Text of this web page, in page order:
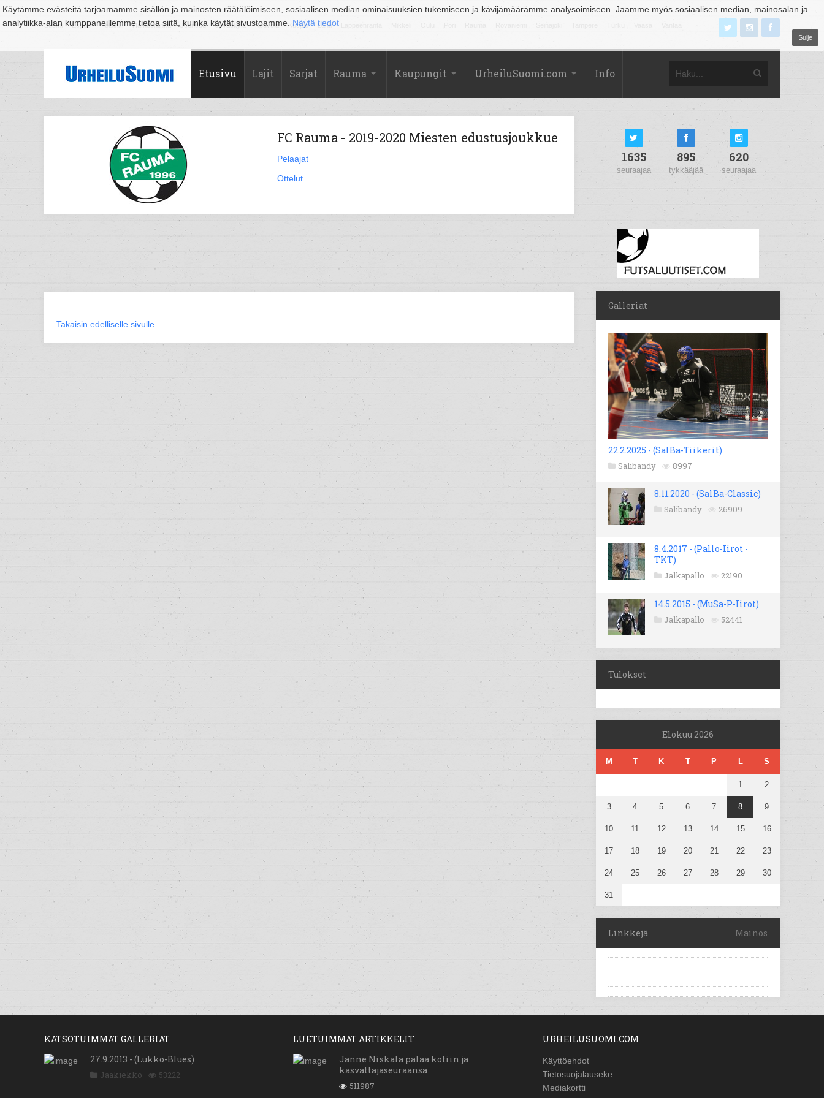
Käytämme evästeitä tarjoamamme sisällön ja mainosten räätälöimiseen, sosiaalisen median ominaisuuksien tukemiseen ja kävijämäärämme analysoimiseen. Jaamme myös sosiaalisen median, mainosalan ja
analytiikka-alan kumppaneillemme tietoa siitä, kuinka käytät sivustoamme. Näytä tiedot
Sulje
Suomi Espoo Helsinki Hämeenlinna Joensuu Jyväskylä Kouvola Kuopio Lahti
Etusivu Lajit Sarjat Rauma Kaupungit UrheiluSuomi.com Info
FC Rauma - 2019-2020 Miesten edustusjoukkue
Pelaajat
Ottelut
Takaisin edelliselle sivulle
1635
seuraajaa
895
tykkääjää
620
seuraajaa
Galleriat
22.2.2025 - (SalBa-Tiikerit)
Salibandy 8997
8.11.2020 - (SalBa-Classic)
Salibandy 26909
8.4.2017 - (Pallo-Iirot -
TKT)
Jalkapallo 22190
14.5.2015 - (MuSa-P-Iirot)
Jalkapallo 52441
Tulokset
Elokuu 2026
M T K T P L S
1 2
3 4 5 6 7 8 9
10 11 12 13 14 15 16
17 18 19 20 21 22 23
24 25 26 27 28 29 30
31
Linkkejä Mainos
KATSOTUIMMAT GALLERIAT
27.9.2013 - (Lukko-Blues)
Jääkiekko 53222
LUETUIMMAT ARTIKKELIT
Janne Niskala palaa kotiin ja
kasvattajaseuraansa
511987
URHEILUSUOMI.COM
Käyttöehdot
Tietosuojalauseke
Mediakortti